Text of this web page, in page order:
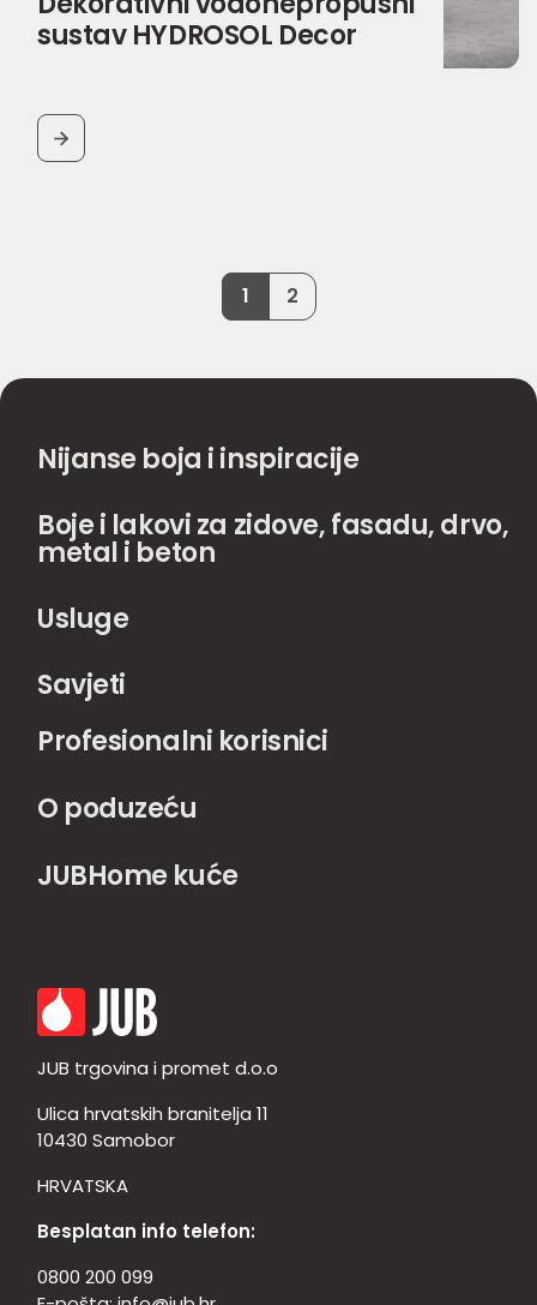
sustav HYDROSOL Decor
BUTTON
1 2
Nijanse boja i inspiracije
Boje i lakovi za zidove, fasadu, drvo,
metal i beton
Usluge
Savjeti
Profesionalni korisnici
O poduzeću
JUBHome kuće
JUB trgovina i promet d.o.o
Ulica hrvatskih branitelja 11
10430 Samobor
HRVATSKA
Besplatan info telefon:
0800 200 099